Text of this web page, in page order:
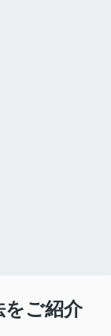
をご紹介